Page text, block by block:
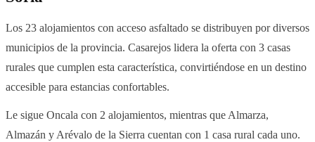
Los 23 alojamientos con acceso asfaltado se distribuyen por diversos
municipios de la provincia. Casarejos lidera la oferta con 3 casas
rurales que cumplen esta característica, convirtiéndose en un destino
accesible para estancias confortables.
Le sigue Oncala con 2 alojamientos, mientras que Almarza,
Almazán y Arévalo de la Sierra cuentan con 1 casa rural cada uno.